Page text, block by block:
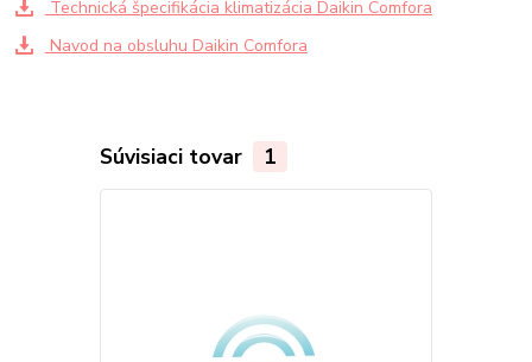
Technická špecifikácia klimatizácia Daikin Comfora
Navod na obsluhu Daikin Comfora
Súvisiaci tovar 1